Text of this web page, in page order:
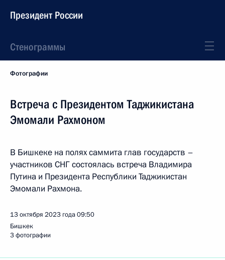
Президент России
Стенограммы
Фотографии
Встреча с Президентом Таджикистана
Эмомали Рахмоном
В Бишкеке на полях саммита глав государств –
участников СНГ состоялась встреча Владимира
Путина и Президента Республики Таджикистан
Эмомали Рахмона.
13 октября 2023 года09:50
Бишкек
3 фотографии